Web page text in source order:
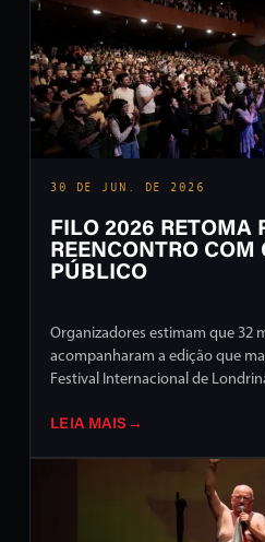
30 DE JUN. DE 2026
FILO 2026 RETOMA
REENCONTRO COM
PÚBLICO
Organizadores estimam que 32
acompanharam a edição que
Festival Internacional de
LEIA MAIS →